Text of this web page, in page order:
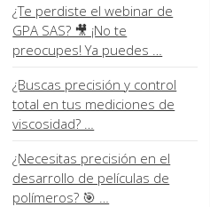
¿Te perdiste el webinar de
GPA SAS? 🎥 ¡No te
preocupes! Ya puedes …
¿Buscas precisión y control
total en tus mediciones de
viscosidad? …
¿Necesitas precisión en el
desarrollo de películas de
polímeros? 🎯 …